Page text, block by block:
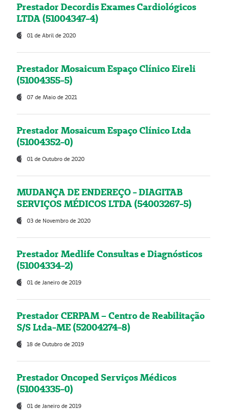
Prestador Decordis Exames Cardiológicos
LTDA (51004347-4)
01 de Abril de 2020
Prestador Mosaicum Espaço Clínico Eireli
(51004355-5)
07 de Maio de 2021
Prestador Mosaicum Espaço Clínico Ltda
(51004352-0)
01 de Outubro de 2020
MUDANÇA DE ENDEREÇO - DIAGITAB
SERVIÇOS MÉDICOS LTDA (54003267-5)
03 de Novembro de 2020
Prestador Medlife Consultas e Diagnósticos
(51004334-2)
01 de Janeiro de 2019
Prestador CERPAM – Centro de Reabilitação
S/S Ltda-ME (52004274-8)
18 de Outubro de 2019
Prestador Oncoped Serviços Médicos
(51004335-0)
01 de Janeiro de 2019